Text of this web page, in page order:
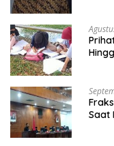
Saat